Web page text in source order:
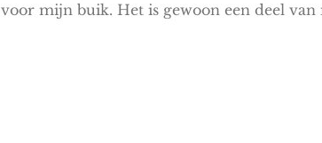
mijn buik. Het is gewoon een deel van